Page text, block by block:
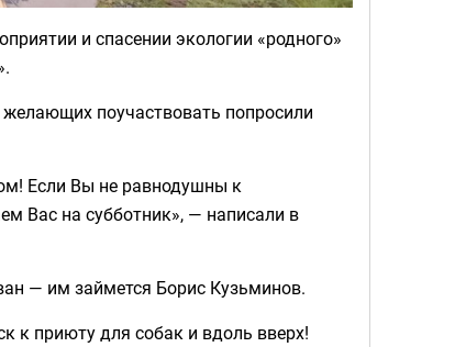
и спасении экологии «родного»
поучаствовать попросили
Если Вы не равнодушны к
Вас на субботник», — написали в
— им займется Борис Кузьминов.
к приюту для собак и вдоль вверх!